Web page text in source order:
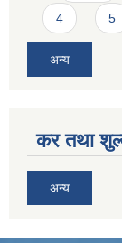
4 5
अन्य
कर तथा
अन्य